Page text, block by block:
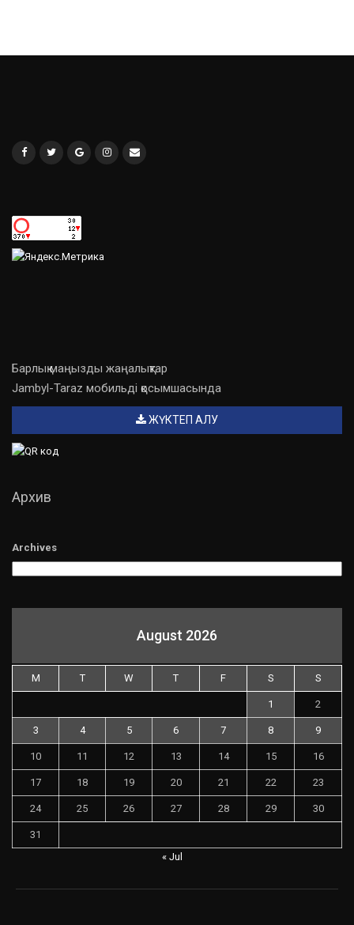
Барлық маңызды жаңалықтар
Jambyl-Taraz мобильді қосымшасында
ЖҮКТЕП АЛУ
Архив
Archives
August 2026
M T W T F S S
1 2
3 4 5 6 7 8 9
10 11 12 13 14 15 16
17 18 19 20 21 22 23
24 25 26 27 28 29 30
31
« Jul